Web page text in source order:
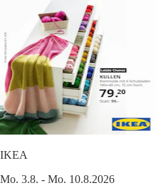
IKEA
Mo. 3.8. - Mo. 10.8.2026